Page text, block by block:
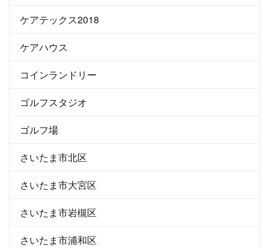
ケアテックス2018
ケアハウス
コインランドリー
ゴルフスタジオ
ゴルフ場
さいたま市北区
さいたま市大宮区
さいたま市岩槻区
さいたま市浦和区